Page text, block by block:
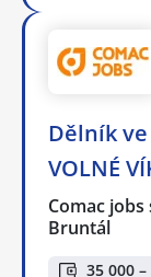
Dělník
VOLNÉ
Comac jobs
Bruntál
35 000